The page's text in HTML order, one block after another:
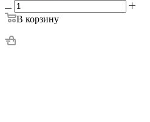
В корзину